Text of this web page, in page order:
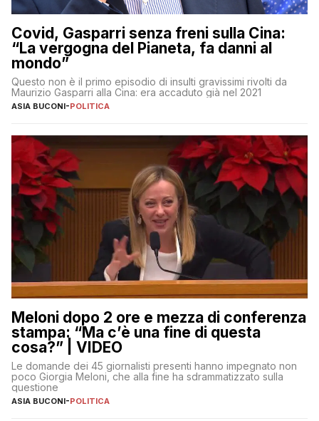
Covid, Gasparri senza freni sulla Cina:
“La vergogna del Pianeta, fa danni al
mondo”
Questo non è il primo episodio di insulti gravissimi rivolti da
Maurizio Gasparri alla Cina: era accaduto già nel 2021
ASIA BUCONI-POLITICA
Meloni dopo 2 ore e mezza di conferenza
stampa: “Ma c’è una fine di questa
cosa?” | VIDEO
Le domande dei 45 giornalisti presenti hanno impegnato non
poco Giorgia Meloni, che alla fine ha sdrammatizzato sulla
questione
ASIA BUCONI-POLITICA